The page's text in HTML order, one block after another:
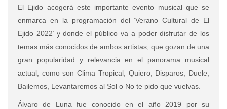
El Ejido acogerá este importante evento musical que se
enmarca en la programación del ‘Verano Cultural de El
Ejido 2022’ y donde el público va a poder disfrutar de los
temas más conocidos de ambos artistas, que gozan de una
gran popularidad y relevancia en el panorama musical
actual, como son Clima Tropical, Quiero, Disparos, Duele,
Bailemos, Levantaremos al Sol o No te pido que vuelvas.
Álvaro de Luna fue conocido en el año 2019 por su